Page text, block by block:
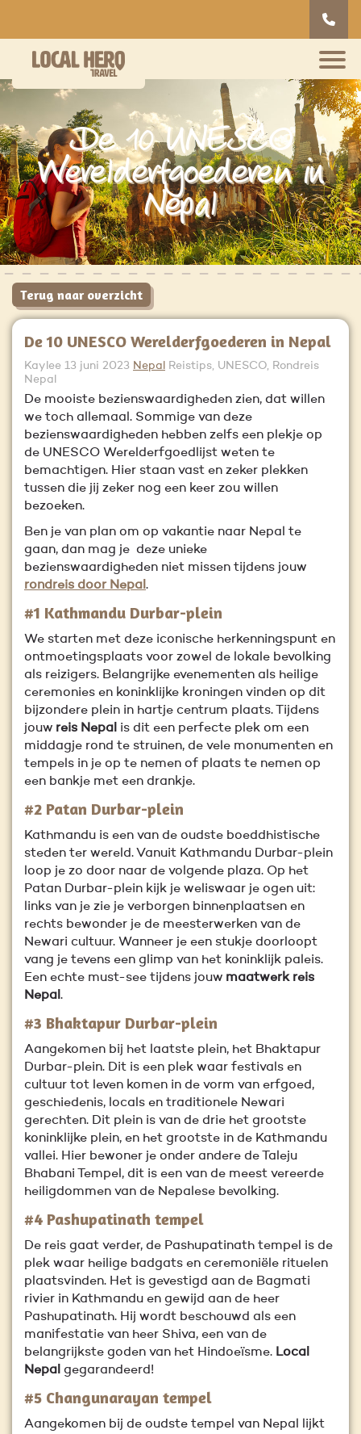
De 10 UNESCO
Werelderfgoederen in
Nepal
De 10 UNESCO Werelderfgoederen in Nepal
Kaylee 13 juni 2023 Nepal
Reistips, UNESCO, Rondreis
Nepal
De mooiste bezienswaardigheden zien, dat willen
we toch allemaal. Sommige van deze
bezienswaardigheden hebben zelfs een plekje op
de UNESCO Werelderfgoedlijst weten te
bemachtigen. Hier staan vast en zeker plekken
tussen die jij zeker nog een keer zou willen
bezoeken.
Ben je van plan om op vakantie naar Nepal te
gaan, dan mag je deze unieke
bezienswaardigheden niet missen tijdens jouw
rondreis door Nepal .
#1 Kathmandu Durbar-plein
We starten met deze iconische herkenningspunt en
ontmoetingsplaats voor zowel de lokale bevolking
als reizigers. Belangrijke evenementen als heilige
ceremonies en koninklijke kroningen vinden op dit
bijzondere plein in hartje centrum plaats. Tijdens
jouw reis Nepal is dit een perfecte plek om een
middagje rond te struinen, de vele monumenten en
tempels in je op te nemen of plaats te nemen op
een bankje met een drankje.
#2 Patan Durbar-plein
Kathmandu is een van de oudste boeddhistische
steden ter wereld. Vanuit Kathmandu Durbar-plein
loop je zo door naar de volgende plaza. Op het
Patan Durbar-plein kijk je weliswaar je ogen uit:
links van je zie je verborgen binnenplaatsen en
rechts bewonder je de meesterwerken van de
Newari cultuur. Wanneer je een stukje doorloopt
vang je tevens een glimp van het koninklijk paleis.
Een echte must-see tijdens jouw maatwerk reis
Nepal .
#3 Bhaktapur Durbar-plein
Aangekomen bij het laatste plein, het Bhaktapur
Durbar-plein. Dit is een plek waar festivals en
cultuur tot leven komen in de vorm van erfgoed,
geschiedenis, locals en traditionele Newari
gerechten. Dit plein is van de drie het grootste
koninklijke plein, en het grootste in de Kathmandu
vallei. Hier bewoner je onder andere de Taleju
Bhabani Tempel, dit is een van de meest vereerde
heiligdommen van de Nepalese bevolking.
#4 Pashupatinath tempel
De reis gaat verder, de Pashupatinath tempel is de
plek waar heilige badgats en ceremoniële rituelen
plaatsvinden. Het is gevestigd aan de Bagmati
rivier in Kathmandu en gewijd aan de heer
Pashupatinath. Hij wordt beschouwd als een
manifestatie van heer Shiva, een van de
belangrijkste goden van het Hindoeïsme. Local
Nepal gegarandeerd!
#5 Changunarayan tempel
Aangekomen bij de oudste tempel van Nepal lijkt
Terug naar overzicht